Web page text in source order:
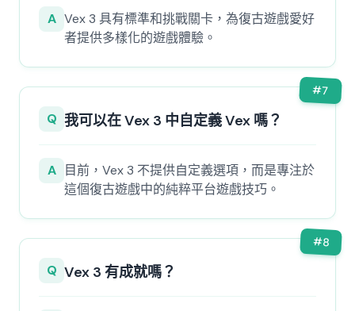
A Vex 3 具有標準和挑戰關卡，為復古遊戲愛好
者提供多樣化的遊戲體驗。
#7
Q 我可以在 Vex 3 中自定義 Vex 嗎？
A
目前，Vex 3 不提供自定義選項，而是專注於
這個復古遊戲中的純粹平台遊戲技巧。
#8
Q Vex 3 有成就嗎？